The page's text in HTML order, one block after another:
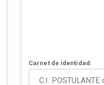
Carnet de identidad: